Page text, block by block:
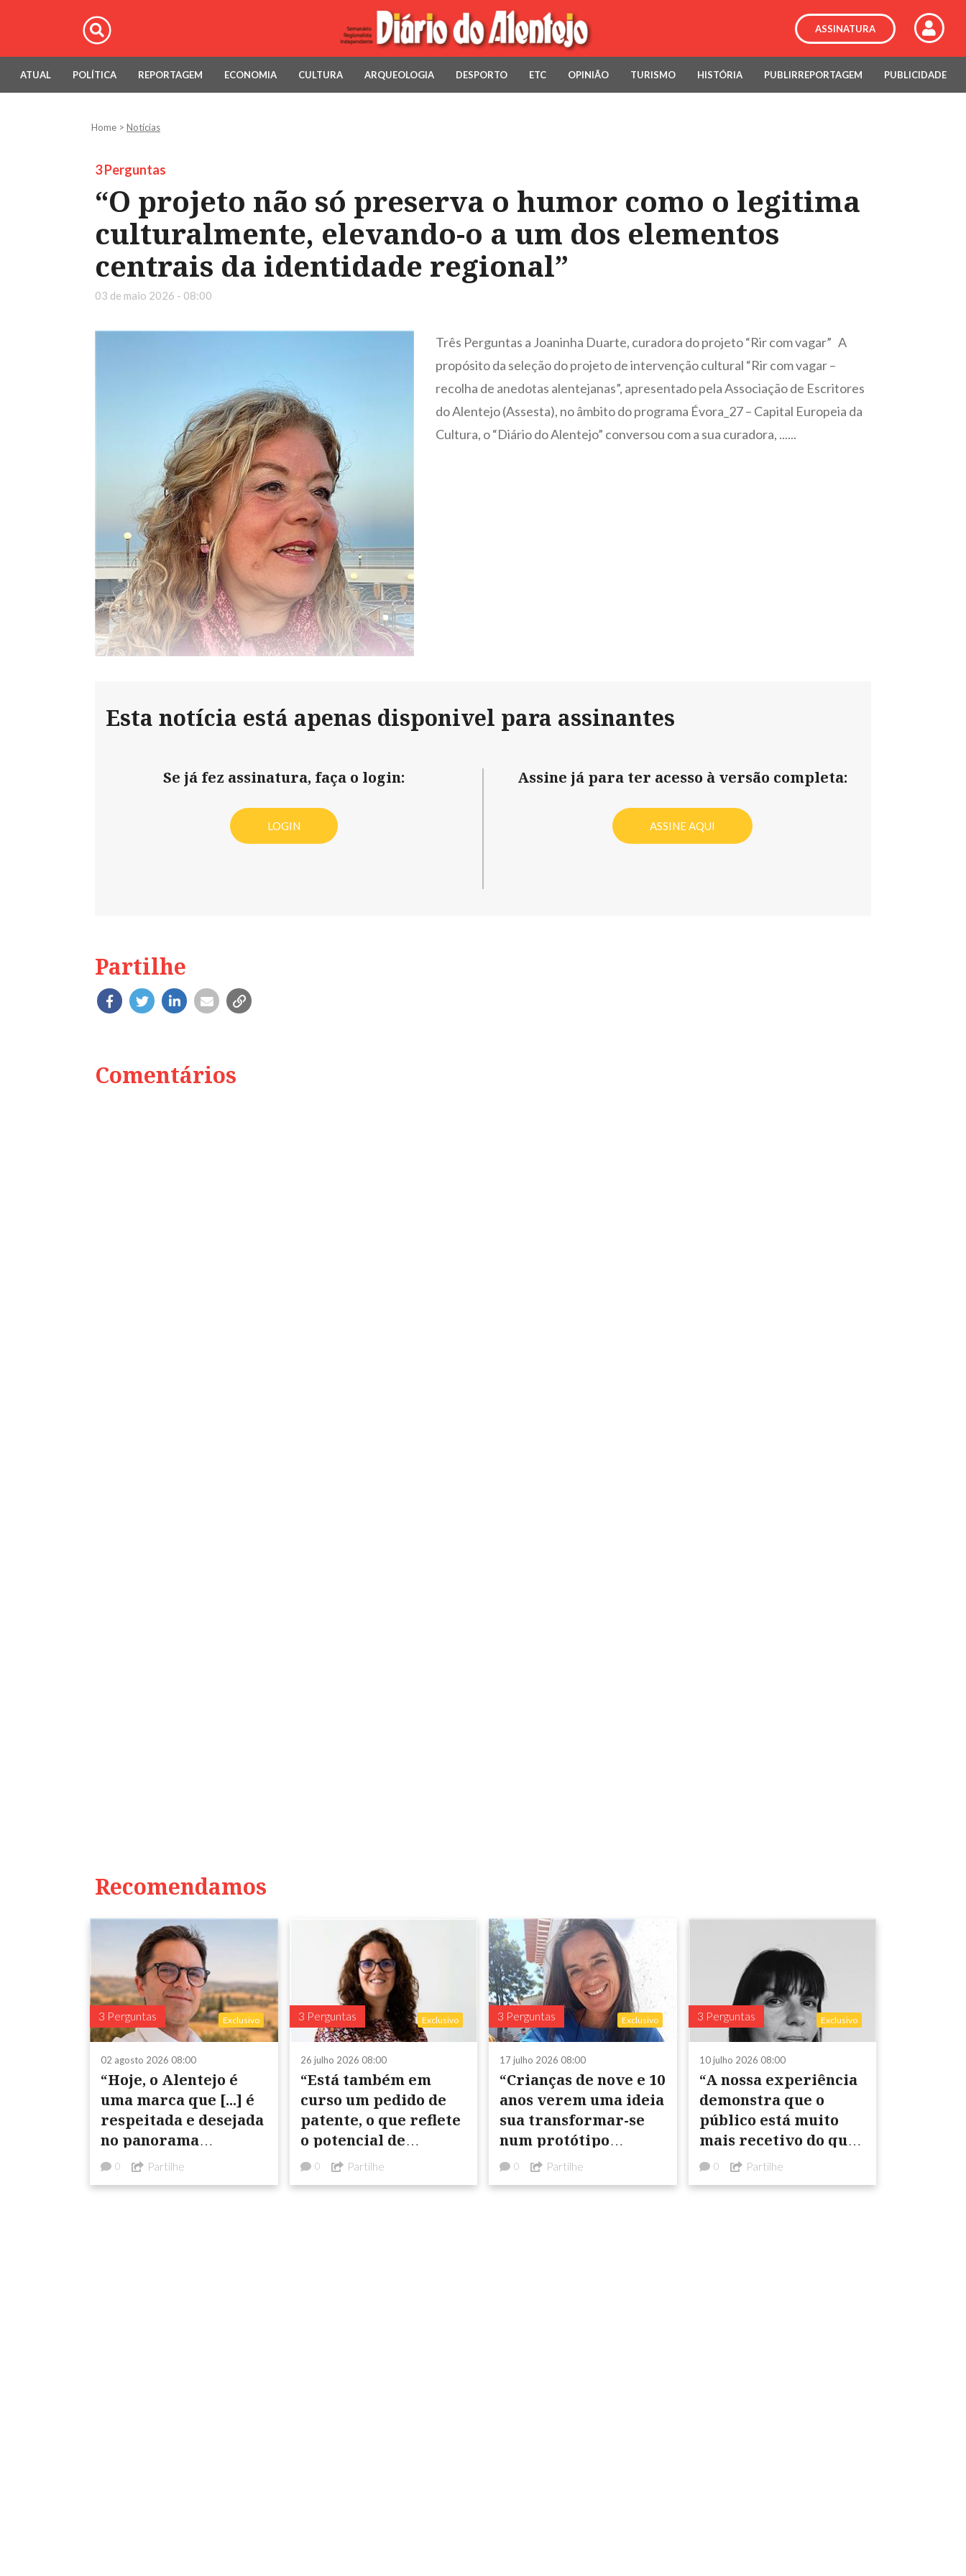
ASSINATURA
ATUAL POLÍTICA REPORTAGEM ECONOMIA CULTURA ARQUEOLOGIA DESPORTO ETC OPINIÃO TURISMO HISTÓRIA PUBLIRREPORTAGEM PUBLICIDADE
Home > Notícias
3 Perguntas
“O projeto não só preserva o humor como o legitima
culturalmente, elevando-o a um dos elementos
centrais da identidade regional”
03 de maio 2026 - 08:00
Três Perguntas a Joaninha Duarte, curadora do projeto “Rir com vagar” A
propósito da seleção do projeto de intervenção cultural “Rir com vagar –
recolha de anedotas alentejanas”, apresentado pela Associação de Escritores
do Alentejo (Assesta), no âmbito do programa Évora_27 – Capital Europeia da
Cultura, o “Diário do Alentejo” conversou com a sua curadora, ......
Esta notícia está apenas disponivel para assinantes
Se já fez assinatura, faça o login:
LOGIN
Assine já para ter acesso à versão completa:
ASSINE AQUI
Partilhe
Comentários
Recomendamos
3 Perguntas Exclusivo
02 agosto 2026 08:00
“Hoje, o Alentejo é
uma marca que [...] é
respeitada e desejada
no panorama
internacional”
0 Partilhe
3 Perguntas Exclusivo
26 julho 2026 08:00
“Está também em
curso um pedido de
patente, o que reflete
o potencial de
inovação da
tecnologia e a
0 Partilhe
3 Perguntas Exclusivo
17 julho 2026 08:00
“Crianças de nove e 10
anos verem uma ideia
sua transformar-se
num protótipo
funcional muda a
forma como olham
0 Partilhe
3 Perguntas Exclusivo
10 julho 2026 08:00
“A nossa experiência
demonstra que o
público está muito
mais recetivo do que,
por vezes, se imagina.
Quando as propostas
0 Partilhe